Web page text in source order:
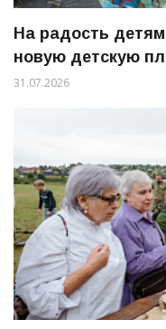
На радость
новую детскую
31.07.2026